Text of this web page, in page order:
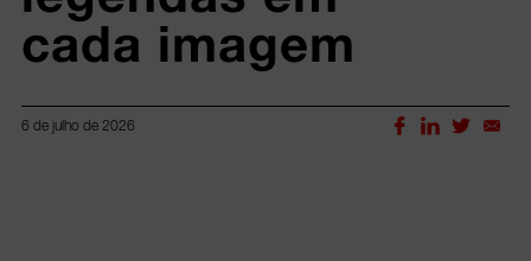
cada imagem
6 de julho de 2026